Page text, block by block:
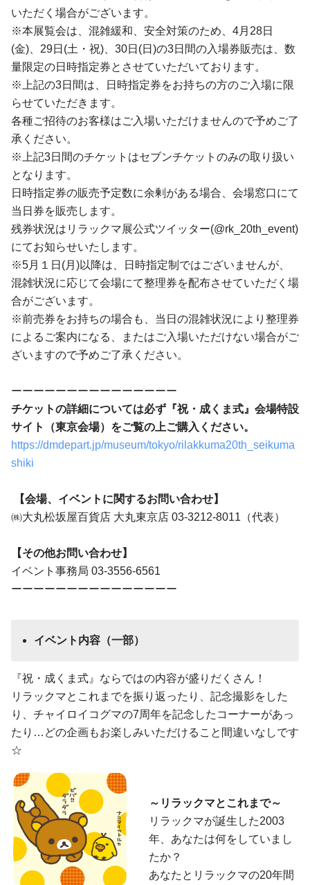
いただく場合がございます。
※本展覧会は、混雑緩和、安全対策のため、4月28日
(金)、29日(土・祝)、30日(日)の3日間の入場券販売は、数
量限定の日時指定券とさせていただいております。
※上記の3日間は、日時指定券をお持ちの方のご入場に限
らせていただきます。
各種ご招待のお客様はご入場いただけませんので予めご了
承ください。
※上記3日間のチケットはセブンチケットのみの取り扱い
となります。
日時指定券の販売予定数に余剰がある場合、会場窓口にて
当日券を販売します。
残券状況はリラックマ展公式ツイッター(@rk_20th_event)
にてお知らせいたします。
※5月１日(月)以降は、日時指定制ではございませんが、
混雑状況に応じて会場にて整理券を配布させていただく場
合がございます。
※前売券をお持ちの場合も、当日の混雑状況により整理券
によるご案内になる、またはご入場いただけない場合がご
ざいますので予めご了承ください。
ーーーーーーーーーーーーーーー
チケットの詳細については必ず『祝・成くま式』会場特設
サイト（東京会場）をご覧の上ご購入ください。
https://dmdepart.jp/museum/tokyo/rilakkuma20th_seikuma
shiki
【会場、イベントに関するお問い合わせ】
㈱大丸松坂屋百貨店 大丸東京店 03‐3212‐8011（代表）
【その他お問い合わせ】
イベント事務局 03-3556-6561
ーーーーーーーーーーーーーーー
イベント内容（一部）
『祝・成くま式』ならではの内容が盛りだくさん！
リラックマとこれまでを振り返ったり、記念撮影をした
り、チャイロイコグマの7周年を記念したコーナーがあっ
たり…どの企画もお楽しみいただけること間違いなしです
☆
～リラックマとこれまで～
リラックマが誕生した2003
年、あなたは何をしていまし
たか？
あなたとリラックマの20年間